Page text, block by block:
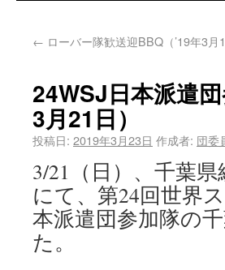
← ローバー隊歓送迎BBQ（’19年3月
24WSJ日本派遣
3月21日）
投稿日: 2019年3月23日 作成者: 団委
3/21（日）、千葉
にて、第24回世界
本派遣団参加隊の
た。